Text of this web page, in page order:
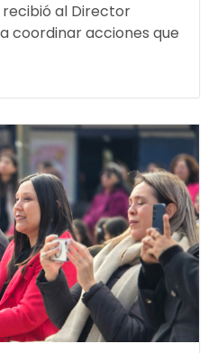
recibió al Director
coordinar acciones que